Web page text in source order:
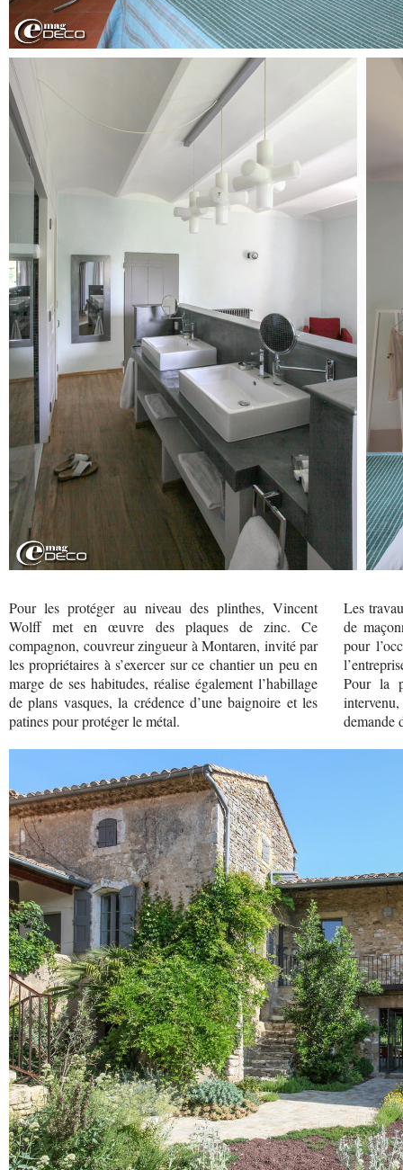
Pour les protéger au niveau des plinthes, Vincent
Wolff met en œuvre des plaques de zinc. Ce
compagnon, couvreur zingueur à Montaren, invité par
les propriétaires à s’exercer sur ce chantier un peu en
marge de ses habitudes, réalise également l’habillage
de plans vasques, la crédence d’une baignoire et les
patines pour protéger le métal.
Les
de
pour
Pour la
demande